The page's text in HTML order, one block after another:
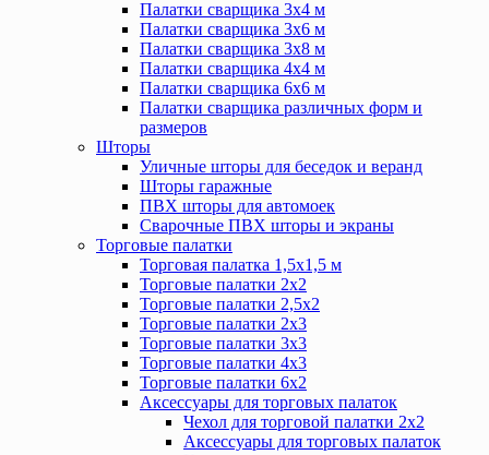
Палатки сварщика 3х4 м
Палатки сварщика 3х6 м
Палатки сварщика 3х8 м
Палатки сварщика 4х4 м
Палатки сварщика 6х6 м
Палатки сварщика различных форм и
размеров
Шторы
Уличные шторы для беседок и веранд
Шторы гаражные
ПВХ шторы для автомоек
Сварочные ПВХ шторы и экраны
Торговые палатки
Торговая палатка 1,5х1,5 м
Торговые палатки 2х2
Торговые палатки 2,5х2
Торговые палатки 2х3
Торговые палатки 3х3
Торговые палатки 4х3
Торговые палатки 6х2
Аксессуары для торговых палаток
Чехол для торговой палатки 2х2
Аксессуары для торговых палаток